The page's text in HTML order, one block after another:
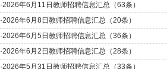
·2026年6月11日教师招聘信息汇总（63条）
·2026年6月8日教师招聘信息汇总（20条）
·2026年6月5日教师招聘信息汇总（36条）
·2026年6月2日教师招聘信息汇总（28条）
·2026年5月31日教师招聘信息汇总（33条）